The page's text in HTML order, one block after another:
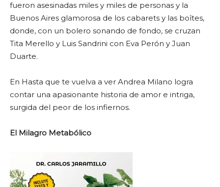
fueron asesinadas miles y miles de personas y la
Buenos Aires glamorosa de los cabarets y las boîtes,
donde, con un bolero sonando de fondo, se cruzan
Tita Merello y Luis Sandrini con Eva Perón y Juan
Duarte.
En Hasta que te vuelva a ver Andrea Milano logra
contar una apasionante historia de amor e intriga,
surgida del peor de los infiernos.
El Milagro Metabólico